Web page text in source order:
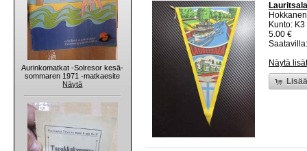
Aurinkomatkat -Solresor kesä-
sommaren 1971 -matkaesite
Näytä
Kunto:
5.00 €
Näytä